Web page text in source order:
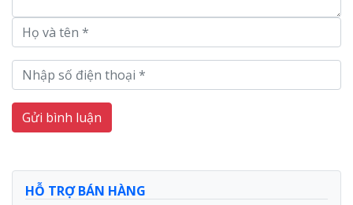
Gửi bình luận
HỖ TRỢ BÁN HÀNG